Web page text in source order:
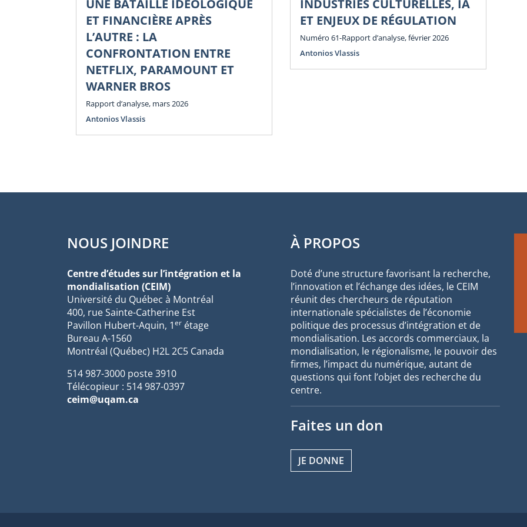
UNE BATAILLE IDÉOLOGIQUE
ET FINANCIÈRE APRÈS
L’AUTRE : LA
CONFRONTATION ENTRE
NETFLIX, PARAMOUNT ET
WARNER BROS
Rapport d’analyse, mars 2026
Antonios Vlassis
INDUSTRIES CULTURELLES, IA
ET ENJEUX DE RÉGULATION
Numéro 61-Rapport d’analyse, février 2026
Antonios Vlassis
NOUS JOINDRE
Centre d’études sur l’intégration et la
mondialisation (CEIM)
Université du Québec à Montréal
400, rue Sainte-Catherine Est
Pavillon Hubert-Aquin, 1er étage
Bureau A-1560
Montréal (Québec) H2L 2C5 Canada
514 987-3000 poste 3910
Télécopieur : 514 987-0397
ceim@uqam.ca
À PROPOS
Doté d’une structure favorisant la recherche,
l’innovation et l’échange des idées, le CEIM
réunit des chercheurs de réputation
internationale spécialistes de l’économie
politique des processus d’intégration et de
mondialisation. Les accords commerciaux, la
mondialisation, le régionalisme, le pouvoir des
firmes, l’impact du numérique, autant de
questions qui font l’objet des recherche du
centre.
Faites un don
JE DONNE